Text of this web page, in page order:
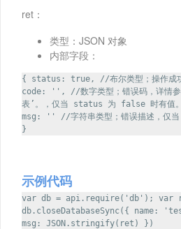
ret：
类型：JSON 对象
内部字段：
{ status: true, //布尔类型；操作成
code: '', //数字类型；错误码，详情
表’。，仅当 status 为 false 时有值。
msg: '' //字符串类型；错误描述，
}
示例代码
var db = api.require('db'); var
db.closeDatabaseSync({
msg: JSON.stringify(ret) })